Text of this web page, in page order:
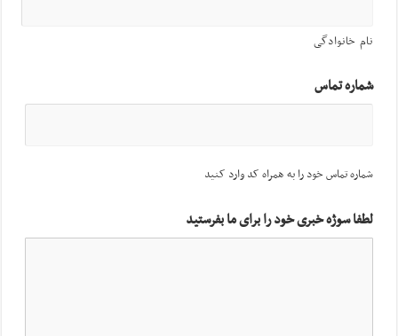
نام خانوادگی
شماره تماس
شماره تماس خود را به همراه کد وارد کنید
لطفا سوژه خبری خود را برای ما بفرستید